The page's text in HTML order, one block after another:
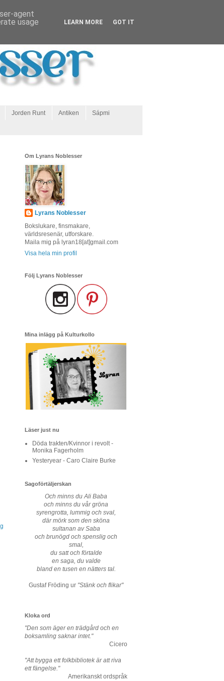
Jorden Runt Antiken Sápmi
Om Lyrans Noblesser
Lyrans Noblesser
Bokslukare, finsmakare,
världsresenär, utforskare.
Maila mig på lyran18[at]gmail.com
Visa hela min profil
Följ Lyrans Noblesser
Mina inlägg på Kulturkollo
Läser just nu
Döda trakten/Kvinnor i revolt -
Monika Fagerholm
Yesteryear - Caro Claire Burke
Sagoförtäljerskan
Och minns du Ali Baba
och minns du vår gröna
syrengrotta, lummig och sval,
där mörk som den sköna
sultanan av Saba
och brunögd och spenslig och
smal,
du satt och förtalde
en saga, du valde
bland en tusen en nätters tal.
Gustaf Fröding ur "Stänk och flikar"
Kloka ord
"Den som äger en trädgård och en
boksamling saknar intet."
Cicero
"Att bygga ett folkbibliotek är att riva
ett fängelse."
Amerikanskt ordspråk
agent
usage
LEARN MORE GOT IT